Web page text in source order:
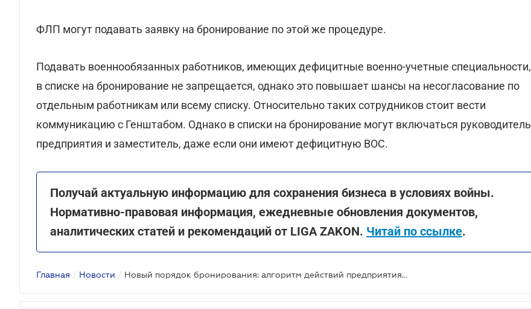
ФЛП могут подавать заявку на бронирование по этой же процедуре.
Подавать военнообязанных работников, имеющих дефицитные военно-учетные специальности,
в списке на бронирование не запрещается, однако это повышает шансы на несогласование по
отдельным работникам или всему списку. Относительно таких сотрудников стоит вести
коммуникацию с Генштабом. Однако в списки на бронирование могут включаться руководитель
предприятия и заместитель, даже если они имеют дефицитную ВОС.
Получай актуальную информацию для сохранения бизнеса в условиях войны.
Нормативно-правовая информация, ежедневные обновления документов,
аналитических статей и рекомендаций от LIGA ZAKON. Читай по ссылке.
Главная / Новости / Новый порядок бронирования: алгоритм действий предприятия и ответы на актуальные вопросы